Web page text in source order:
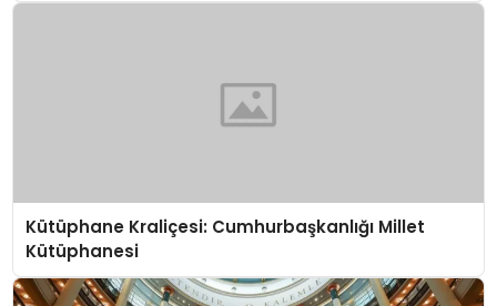
Kütüphane Kraliçesi: Cumhurbaşkanlığı Millet
Kütüphanesi